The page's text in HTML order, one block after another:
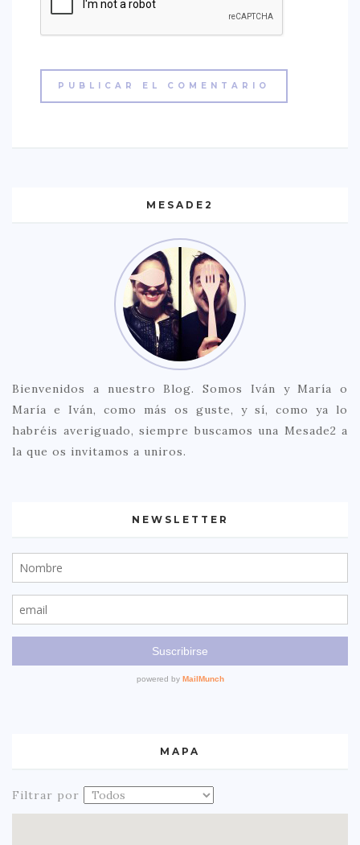
MESADE2
Bienvenidos a nuestro Blog. Somos Iván y María o
María e Iván, como más os guste, y sí, como ya lo
habréis averiguado, siempre buscamos una Mesade2 a
la que os invitamos a uniros.
NEWSLETTER
MAPA
Filtrar por